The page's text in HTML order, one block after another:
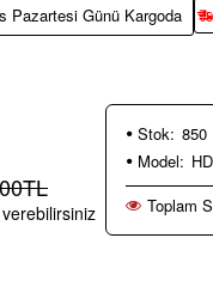
Pazartesi Günü Kargoda
Stok: 850
Model:
Toplam